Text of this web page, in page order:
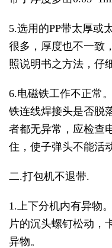
5.选用的PP带太厚或
很多，厚度也不一致
照说明书之方法，仔
6.电磁铁工作不正常
铁连线焊接头是否脱
者都无异常，应检查
住，使子弹头不能活
二.打包机不退带.
1.上下分机内有异物
片的沉头螺钉松动，
异物。